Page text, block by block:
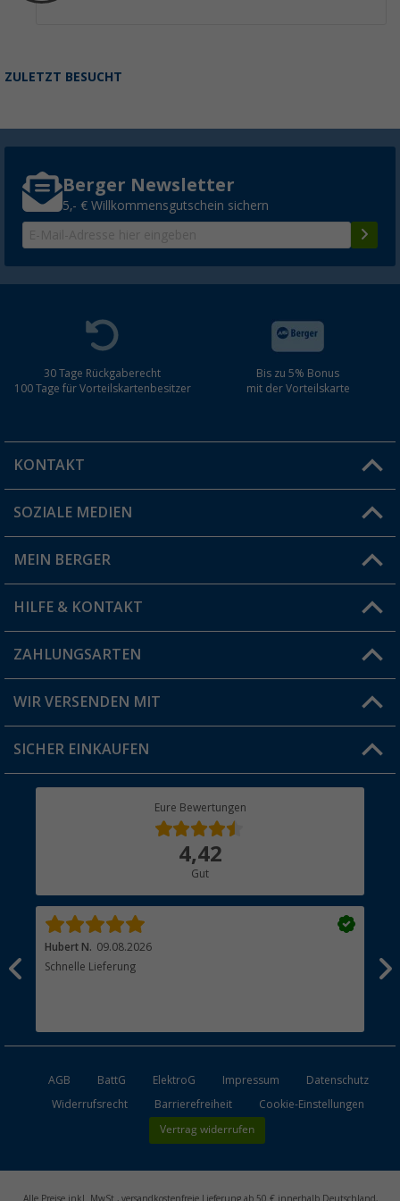
ZULETZT BESUCHT
Berger Newsletter
5,- € Willkommensgutschein sichern
30 Tage Rückgaberecht
100 Tage für Vorteilskartenbesitzer
Bis zu 5% Bonus
mit der Vorteilskarte
KONTAKT
Du hast eine Frage?
Filiale finden
SOZIALE MEDIEN
MEIN BERGER
Vorteilskarte
Blog
Jobs & Karriere
HILFE & KONTAKT
FAQ & Kontakt
Versandinformationen
Rücksendung
ZAHLUNGSARTEN
WIR VERSENDEN MIT
SICHER EINKAUFEN
Eure Bewertungen
4,42
Gut
Hubert N. 09.08.2026
Schnelle Lieferung
AGB BattG ElektroG Impressum
Datenschutz
Widerrufsrecht
Barrierefreiheit Cookie-Einstellungen
Vertrag widerrufen
Alle Preise inkl. MwSt., versandkostenfreie Lieferung ab 50 € innerhalb Deutschland,